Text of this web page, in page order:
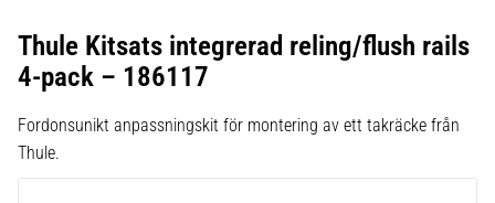
Thule Kitsats integrerad reling/flush rails
4-pack – 186117
Fordonsunikt anpassningskit för montering av ett takräcke från
Thule.